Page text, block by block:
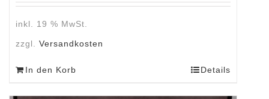
inkl. 19 % MwSt.
zzgl. Versandkosten
In den Korb Details